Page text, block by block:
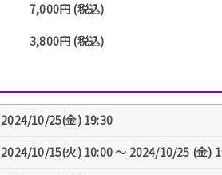
7,000円 (税込)
3,800円 (税込)
2024/10/25(金) 19:30
2024/10/15(火) 10:00 〜 2024/10/25 (金)